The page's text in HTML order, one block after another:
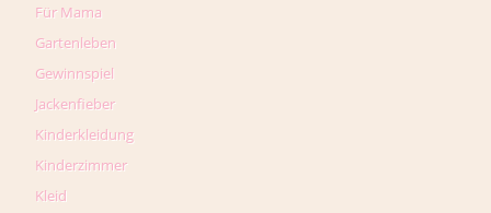
Für Mama
Gartenleben
Gewinnspiel
Jackenfieber
Kinderkleidung
Kinderzimmer
Kleid